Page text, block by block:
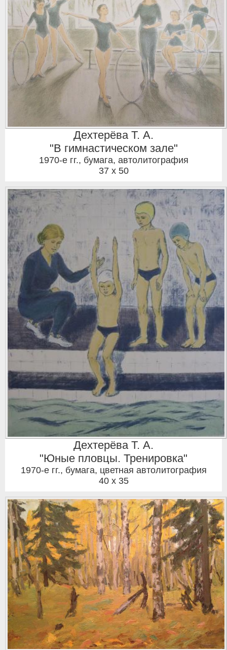
Дехтерёва Т. А.
"В гимнастическом зале"
1970-е гг., бумага, автолитография
37 x 50
Дехтерёва Т. А.
"Юные пловцы. Тренировка"
1970-е гг., бумага, цветная автолитография
40 x 35